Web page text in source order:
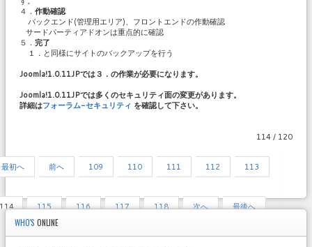
４． 作動確認
バックエンド(管理用エリア)、フロントエンドの作動確認
サードパーティアドオンは重点的に確認
５． 完了
１．と同様にサイトのバックアップを行う
Joomla!1.0.11JPでは３．の作業が必要になります。
Joomla!1.0.11JPでは多くのセキュリティ面の変更があります。
詳細はフォーラム-セキュリティ を確認して下さい。
114 / 120
最初へ 前へ 109 110 111 112 113
114 115 116 117 118 次へ
最後へ
WHO'S ONLINE